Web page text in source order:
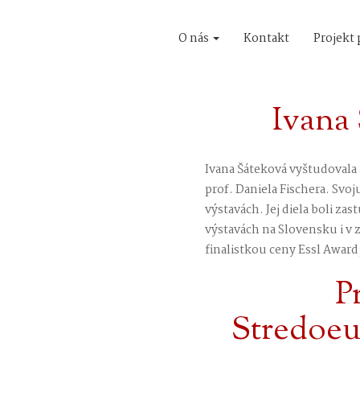
O nás Kontakt Projekt
Ivana
Ivana Šáteková
prof. Daniela Fischera.
výstavách. Jej diela boli
výstavách na Slovensku i v
finalistkou ceny Essl